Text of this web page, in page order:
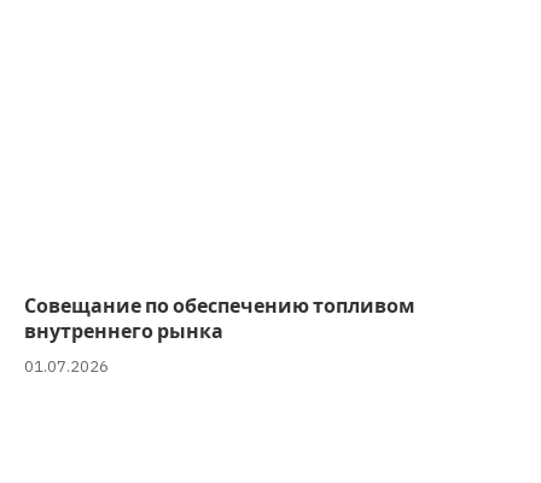
Совещание по обеспечению топливом
внутреннего рынка
01.07.2026